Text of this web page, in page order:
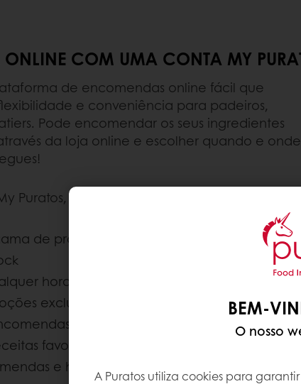
COM UMA CONTA MY
de encomendas online fácil que
e conveniência para padeiros,
Pode encomendar os seus ingredientes
da loja online e escolher quando e onde
Puratos, pode:
de produtos Puratos, incluindo preços e
hora, 24h/7d
exclusivas
fáceis
favoritas
e histórico de faturas online
BEM-
O nosso
A Puratos utiliza cookies para